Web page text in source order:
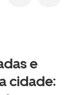
e
cidade: